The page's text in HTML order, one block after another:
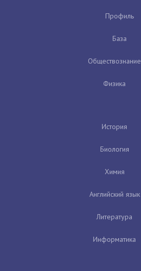
Профиль
База
Обществознание
Физика
История
Биология
Химия
Английский язык
Литература
Информатика